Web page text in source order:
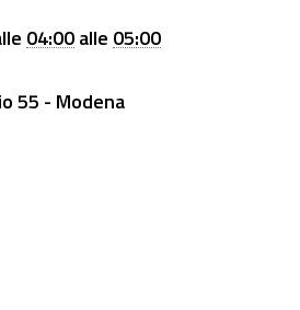
04:00 alle 05:00
55 - Modena